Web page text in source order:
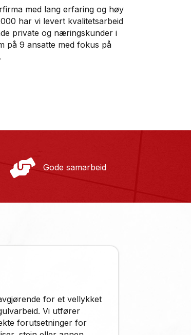
med lang erfaring og høy
har vi levert kvalitetsarbeid
private og næringskunder i
på 9 ansatte med fokus på
Gode samarbeid
for et vellykket
Vi utfører
forutsetninger for